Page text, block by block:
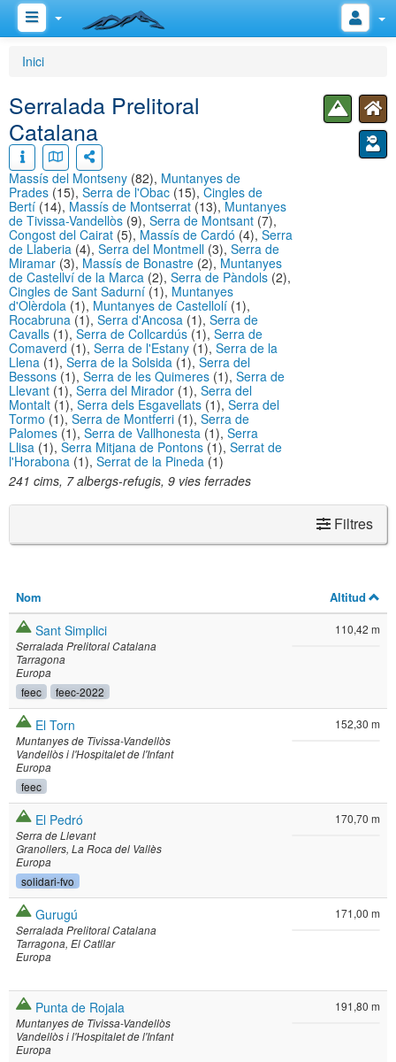
Inici
Serralada Prelitoral
Catalana
Massís del Montseny (82), Muntanyes de
Prades (15), Serra de l'Obac (15), Cingles de
Bertí (14), Massís de Montserrat (13), Muntanyes
de Tivissa-Vandellòs (9), Serra de Montsant (7),
Congost del Cairat (5), Massís de Cardó (4), Serra
de Llaberia (4), Serra del Montmell (3), Serra de
Miramar (3), Massís de Bonastre (2), Muntanyes
de Castellví de la Marca (2), Serra de Pàndols (2),
Cingles de Sant Sadurní (1), Muntanyes
d'Olèrdola (1), Muntanyes de Castellolí (1),
Rocabruna (1), Serra d'Ancosa (1), Serra de
Cavalls (1), Serra de Collcardús (1), Serra de
Comaverd (1), Serra de l'Estany (1), Serra de la
Llena (1), Serra de la Solsida (1), Serra del
Bessons (1), Serra de les Quimeres (1), Serra de
Llevant (1), Serra del Mirador (1), Serra del
Montalt (1), Serra dels Esgavellats (1), Serra del
Tormo (1), Serra de Montferri (1), Serra de
Palomes (1), Serra de Vallhonesta (1), Serra
Llisa (1), Serra Mitjana de Pontons (1), Serrat de
l'Horabona (1), Serrat de la Pineda (1)
241 cims, 7 albergs-refugis, 9 vies ferrades
Filtres
Nom Altitud
Sant Simplici
Serralada Prelitoral Catalana
Tarragona
Europa
feec feec-2022
110,42 m
El Torn
Muntanyes de Tivissa-Vandellòs
Vandellòs i l'Hospitalet de l'Infant
Europa
feec
152,30 m
El Pedró
Serra de Llevant
Granollers La Roca del Vallès
Europa
solidari-fvo
170,70 m
Gurugú
Serralada Prelitoral Catalana
Tarragona El Catllar
Europa
171,00 m
Punta de Rojala
Muntanyes de Tivissa-Vandellòs
Vandellòs i l'Hospitalet de l'Infant
Europa
191,80 m